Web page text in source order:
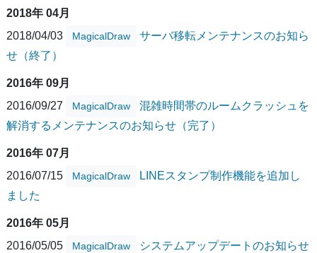
2018年 04月
2018/04/03
MagicalDraw
サーバ移転メンテナンスのお知ら
せ（終了）
2016年 09月
2016/09/27
MagicalDraw
混雑時間帯のルームクラッシュを
解消するメンテナンスのお知らせ（完了）
2016年 07月
2016/07/15
MagicalDraw
LINEスタンプ制作機能を追加し
ました
2016年 05月
2016/05/05
MagicalDraw
システムアップデートのお知らせ